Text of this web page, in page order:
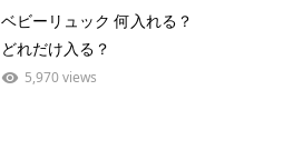
ベビーリュック 何入れる？
どれだけ入る？
5,970 views